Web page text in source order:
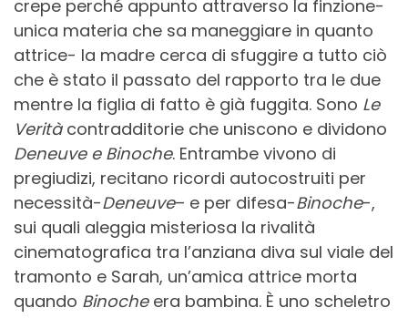
crepe perché appunto attraverso la finzione-
unica materia che sa maneggiare in quanto
attrice- la madre cerca di sfuggire a tutto ciò
che è stato il passato del rapporto tra le due
mentre la figlia di fatto è già fuggita. Sono Le
Veritàcontradditorie che uniscono e dividono
Deneuve e Binoche. Entrambe vivono di
pregiudizi, recitano ricordi autocostruiti per
necessità-Deneuve– e per difesa-Binoche-,
sui quali aleggia misteriosa la rivalità
cinematografica tra l’anziana diva sul viale del
tramonto e Sarah, un’amica attrice morta
quando Binoche era bambina. È uno scheletro